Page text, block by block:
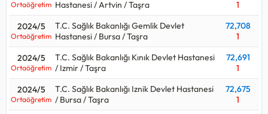
Ortaöğretim Hastanesi / Artvin / Taşra
1
2024/5
Ortaöğretim
T.C. Sağlık Bakanlığı Gemlik Devlet
Hastanesi / Bursa / Taşra
72,708
1
2024/5
Ortaöğretim
T.C. Sağlık Bakanlığı Kınık Devlet Hastanesi
/ Izmir / Taşra
72,691
1
2024/5
Ortaöğretim
T.C. Sağlık Bakanlığı Iznik Devlet Hastanesi
/ Bursa / Taşra
72,675
1